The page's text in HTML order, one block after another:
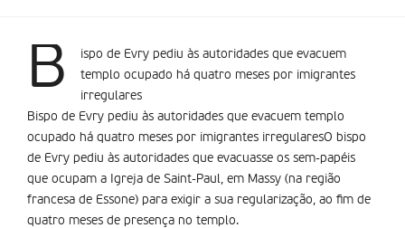
B
ispo de Evry pediu às autoridades que evacuem
templo ocupado há quatro meses por imigrantes
irregulares
Bispo de Evry pediu às autoridades que evacuem templo
ocupado há quatro meses por imigrantes irregularesO bispo
de Evry pediu às autoridades que evacuasse os sem-papéis
que ocupam a Igreja de Saint-Paul, em Massy (na região
francesa de Essone) para exigir a sua regularização, ao fim de
quatro meses de presença no templo.